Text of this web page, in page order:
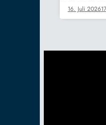
16. Juli 2026